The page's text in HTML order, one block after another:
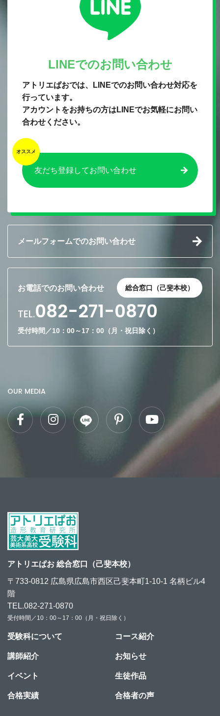
LINEでのお問い合わせ
アトリエぱおでは、LINEでのお問い合わせ対応を
行っています。
アカウントをお持ちの方はLINEでお気軽にお問い
合わせください。
友だち登録してお問い合わせ
メールフォームでのお問い合わせ
お電話でのお問い合わせ 総合窓口（己斐本校）
TEL.082-271-0870
受付時間／10：00～17：00（月・祝日除く）
OUR MEDIA
アトリエぱお 総合窓口（己斐本校）
〒733-0812 広島県広島市西区己斐本町1-10-1 名柄ビル4
階
TEL.082-271-0870
受付時間／10：00～17：00（月・祝日除く）
受験科について コース紹介
講師紹介 お知らせ
イベント 生徒作品
合格実績 合格者の声